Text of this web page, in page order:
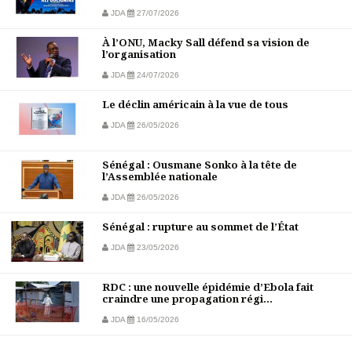
JDA 27/07/2026
À l’ONU, Macky Sall défend sa vision de
l’organisation
JDA 24/07/2026
Le déclin américain à la vue de tous
JDA 26/05/2026
Sénégal : Ousmane Sonko à la tête de
l’Assemblée nationale
JDA 26/05/2026
Sénégal : rupture au sommet de l’État
JDA 23/05/2026
RDC : une nouvelle épidémie d’Ebola fait
craindre une propagation régi...
JDA 16/05/2026